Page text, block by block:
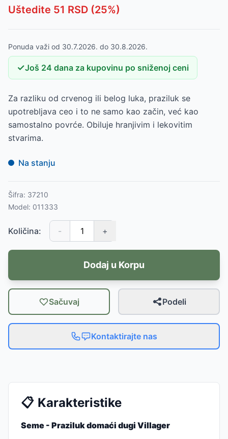
Uštedite 51 RSD (25%)
Ponuda važi od 30.7.2026. do 30.8.2026.
✓Još 24 dana za kupovinu po sniženoj ceni
Za razliku od crvenog ili belog luka, praziluk se
upotrebljava ceo i to ne samo kao začin, već kao
samostalno povrće. Obiluje hranjivim i lekovitim
stvarima.
Na stanju
Šifra: 37210
Model: 011333
Količina: - +
Dodaj u Korpu
Sačuvaj Podeli
Kontaktirajte nas
📋 Karakteristike
Seme - Praziluk domaći dugi Villager